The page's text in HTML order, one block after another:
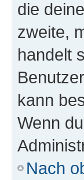
die
zweite,
handelt
kann
Wenn
Nach